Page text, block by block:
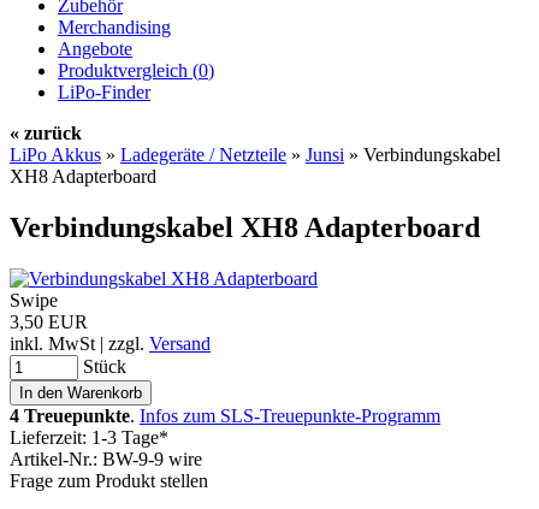
Zubehör
Merchandising
Angebote
Produktvergleich (0)
LiPo-Finder
« zurück
LiPo Akkus » Ladegeräte / Netzteile » Junsi » Verbindungskabel
XH8 Adapterboard
Verbindungskabel XH8 Adapterboard
Swipe
3,50 EUR
inkl. MwSt | zzgl. Versand
Stück
4 Treuepunkte. Infos zum SLS-Treuepunkte-Programm
Lieferzeit: 1-3 Tage*
Artikel-Nr.: BW-9-9 wire
Frage zum Produkt stellen